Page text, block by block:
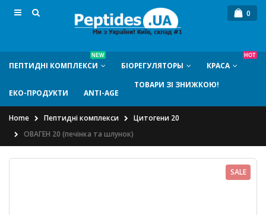
0
ПЕПТИДНI КОМПЛЕКСИ
NEW
БIОРЕГУЛЯТОРЫ КРАСА
ЕКО-ПРОДУКТИ ANTI-AGE
ТОВАРИ ЗІ ЗНИЖКОЮ!
HOT
Home Пептидні комплекси
Цитогени 20
ОВАГЕН 20 (печінка та шлунок)
SALE